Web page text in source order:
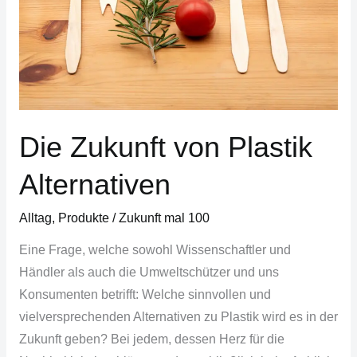
Die Zukunft von Plastik
Alternativen
Alltag, Produkte/Zukunft mal 100
Eine Frage, welche sowohl Wissenschaftler und
Händler als auch die Umweltschützer und uns
Konsumenten betrifft: Welche sinnvollen und
vielversprechenden Alternativen zu Plastik wird es in der
Zukunft geben? Bei jedem, dessen Herz für die